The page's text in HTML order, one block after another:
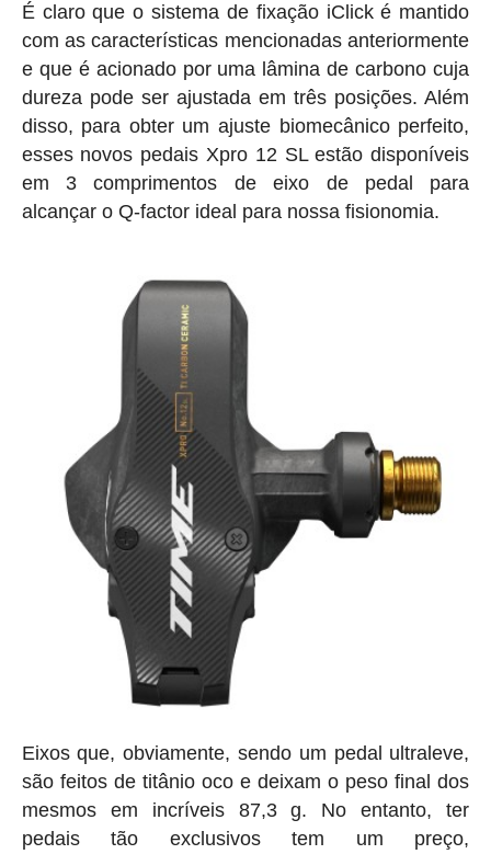
É claro que o sistema de fixação iClick é mantido
com as características mencionadas anteriormente
e que é acionado por uma lâmina de carbono cuja
dureza pode ser ajustada em três posições. Além
disso, para obter um ajuste biomecânico perfeito,
esses novos pedais Xpro 12 SL estão disponíveis
em 3 comprimentos de eixo de pedal para
alcançar o Q-factor ideal para nossa fisionomia.
Eixos que, obviamente, sendo um pedal ultraleve,
são feitos de titânio oco e deixam o peso final dos
mesmos em incríveis 87,3 g. No entanto, ter
pedais tão exclusivos tem um preço,